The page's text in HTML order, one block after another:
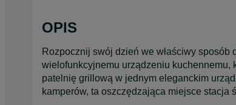
OPIS
Rozpocznij swój dzień we właściwy
wielofunkcyjnemu urządzeniu kuchennemu,
patelnię grillową w jednym eleganckim
kamperów, ta oszczędzająca miejsce stacja